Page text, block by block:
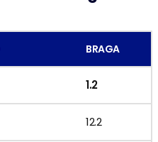
BRAGA
1.2
12.2